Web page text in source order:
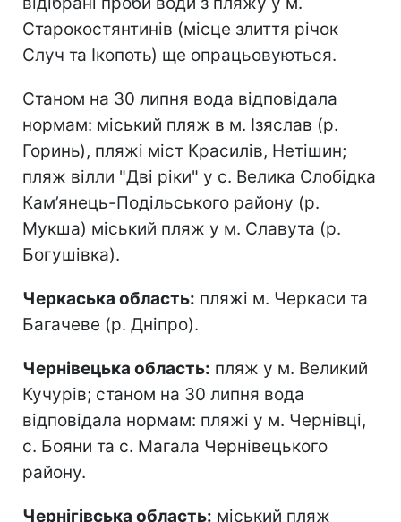
Старокостянтинів (місце злиття річок
Случ та Ікопоть) ще опрацьовуються.
Станом на 30 липня вода відповідала
нормам: міський пляж в м. Ізяслав (р.
Горинь), пляжі міст Красилів, Нетішин;
пляж вілли "Дві ріки" у с. Велика Слобідка
Кам’янець-Подільського району (р.
Мукша) міський пляж у м. Славута (р.
Богушівка).
Черкаська область: пляжі м. Черкаси та
Багачеве (р. Дніпро).
Чернівецька область: пляж у м. Великий
Кучурів; станом на 30 липня вода
відповідала нормам: пляжі у м. Чернівці,
с. Бояни та с. Магала Чернівецького
району.
Чернігівська область: міський пляж